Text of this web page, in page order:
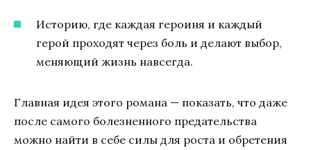
Историю, где каждая героиня и каждый
герой проходят через боль и делают выбор,
меняющий жизнь навсегда.
Главная идея этого романа — показать, что даже
после самого болезненного предательства
можно найти в себе силы для роста и обретения